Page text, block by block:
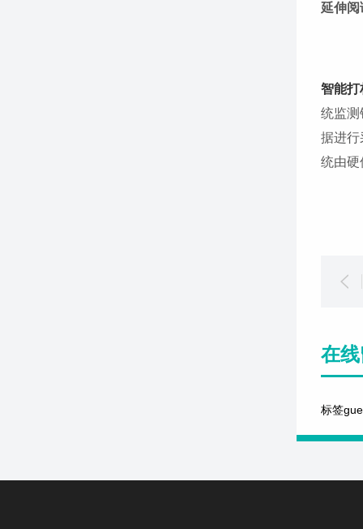
延伸阅
智能打
统监测
据进行
统由硬
在
标签